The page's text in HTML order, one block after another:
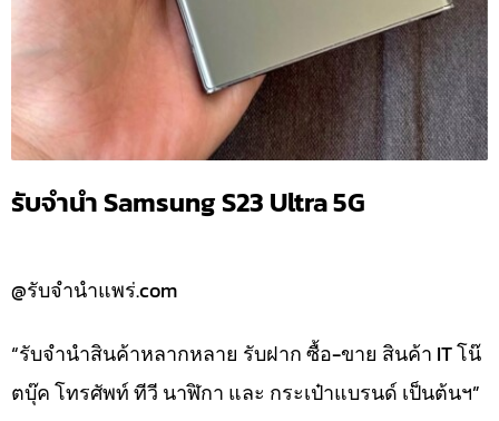
รับจำนำ Samsung S23 Ultra 5G
@รับจำนำแพร่.com
“รับจำนำสินค้าหลากหลาย รับฝาก ซื้อ-ขาย สินค้า IT โน๊
ตบุ๊ค โทรศัพท์ ทีวี นาฬิกา และ กระเป๋าแบรนด์ เป็นต้นฯ”